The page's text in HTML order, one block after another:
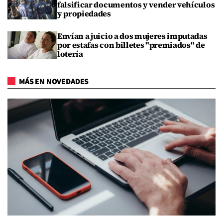
falsificar documentos y vender vehículos
y propiedades
Envían a juicio a dos mujeres imputadas
por estafas con billetes "premiados" de
lotería
MÁS EN NOVEDADES